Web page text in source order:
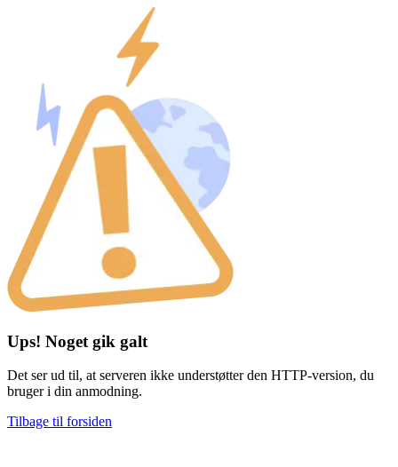
Ups! Noget gik galt
Det ser ud til, at serveren ikke understøtter den HTTP-version, du
bruger i din anmodning.
Tilbage til forsiden